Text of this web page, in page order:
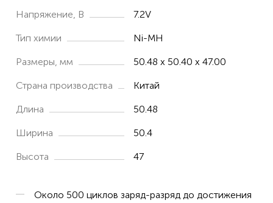
Напряжение, В 7.2V
Тип химии Ni-MH
Размеры, мм 50.48 x 50.40 x 47.00
Страна производства Китай
Длина 50.48
Ширина 50.4
Высота 47
Около 500 циклов заряд-разряд до достижения